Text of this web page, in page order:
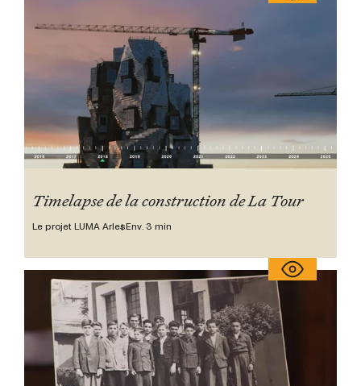
Timelapse de la construction de La Tour
Le projet LUMA ArlesEnv. 3 min